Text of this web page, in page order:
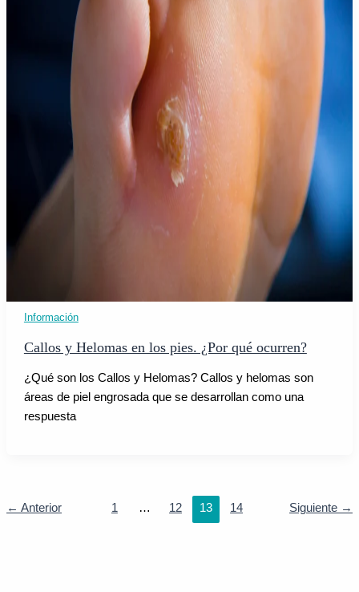
Información
Callos y Helomas en los pies. ¿Por qué ocurren?
¿Qué son los Callos y Helomas? Callos y helomas son
áreas de piel engrosada que se desarrollan como una
respuesta
← Anterior 1 … 12 13 14 Siguiente →